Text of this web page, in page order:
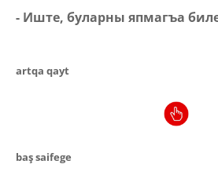
- Иште, буларны япмагъа
artqa qayt
baş saifege